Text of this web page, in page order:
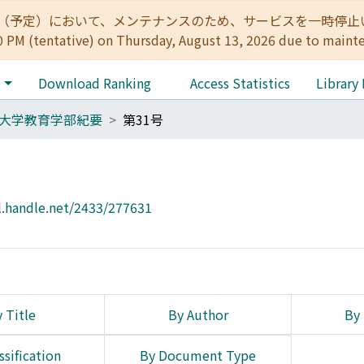
予定）において、メンテナンスのため、サービスを一時
(tentative) on Thursday, August 13, 2026 due to
Download Ranking Access Statistics
Library
学教育学部紀要
第31号
2433/277631
Title By Author By
By Document Type